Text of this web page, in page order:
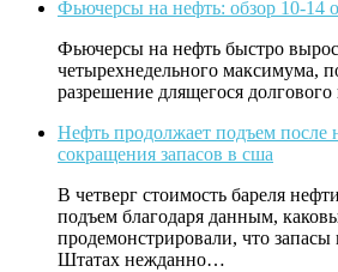
Фьючерсы на нефть: обзор 10-14
Фьючерсы на нефть быстро
четырехнедельного максимума,
разрешение длящегося
Нефть продолжает подъем после
сокращения запасов в сша
В четверг стоимость бареля
подъем благодаря данным,
продемонстрировали, что
Штатах нежданно…